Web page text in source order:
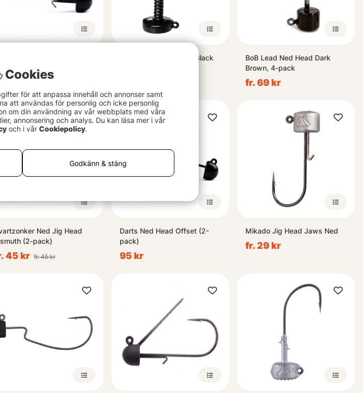
89 kr
Lunker City Ned Head Black
BoB Lead Ned Head Dark
Brown, 4-pack
fr. 69 kr
Ned Jig Head
(2-pack)
45 kr fr. 45 kr
Darts Ned Head Offset (2-
pack)
95 kr
Mikado Jig Head Jaws Ned
fr. 29 kr
Cookies
för att anpassa innehåll och annonser samt
att användas för personlig och icke personlig
om din användning av vår webbplats med våra
annonsering och analys. Du kan läsa mer i vår
och i vår Cookiepolicy.
Godkänn & stäng